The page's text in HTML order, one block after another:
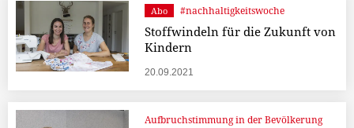
Abo #nachhaltigkeitswoche
Stoffwindeln für die Zukunft von
Kindern
20.09.2021
Aufbruchstimmung in der Bevölkerung